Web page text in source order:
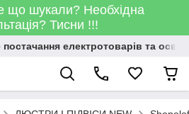
що шукали? Необхідна
Тисни !!!
електротоварів та